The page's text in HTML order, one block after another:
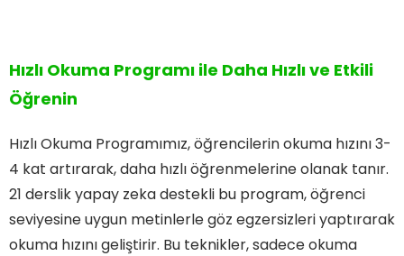
Hızlı Okuma Programı ile Daha Hızlı ve Etkili
Öğrenin
Hızlı Okuma Programımız, öğrencilerin okuma hızını 3-
4 kat artırarak, daha hızlı öğrenmelerine olanak tanır.
21 derslik yapay zeka destekli bu program, öğrenci
seviyesine uygun metinlerle göz egzersizleri yaptırarak
okuma hızını geliştirir. Bu teknikler, sadece okuma